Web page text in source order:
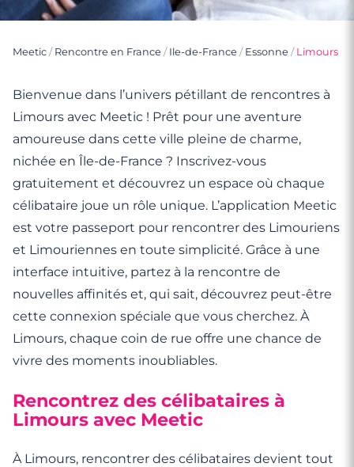
Meetic / Rencontre en France / Ile-de-France / Essonne / Limours
Bienvenue dans l’univers pétillant de rencontres à
Limours avec Meetic ! Prêt pour une aventure
amoureuse dans cette ville pleine de charme,
nichée en Île-de-France ? Inscrivez-vous
gratuitement et découvrez un espace où chaque
célibataire joue un rôle unique. L’application Meetic
est votre passeport pour rencontrer des Limouriens
et Limouriennes en toute simplicité. Grâce à une
interface intuitive, partez à la rencontre de
nouvelles affinités et, qui sait, découvrez peut-être
cette connexion spéciale que vous cherchez. À
Limours, chaque coin de rue offre une chance de
vivre des moments inoubliables.
Rencontrez des célibataires à
Limours avec Meetic
À Limours, rencontrer des célibataires devient tout